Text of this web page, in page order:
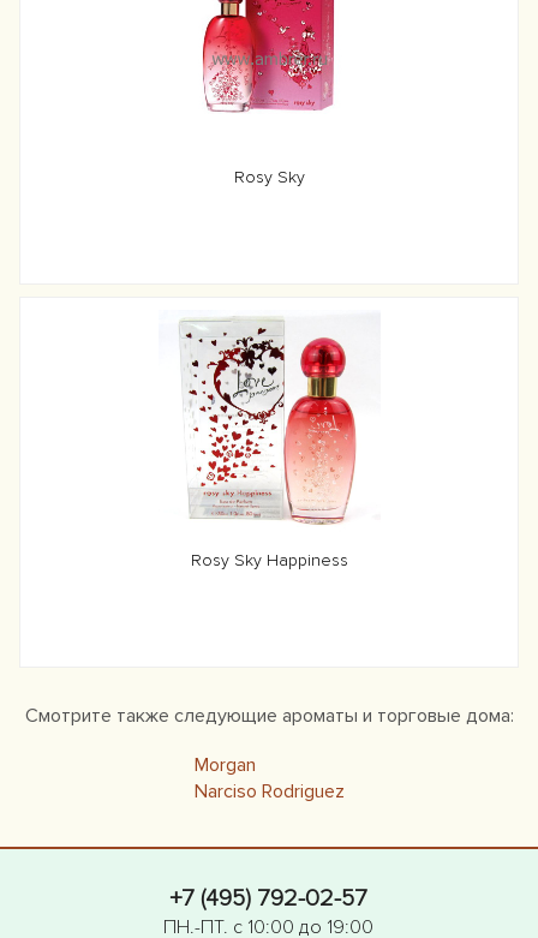
Rosy Sky
Rosy Sky Happiness
Смотрите также следующие ароматы и торговые дома:
Morgan
Narciso Rodriguez
+7 (495) 792-02-57
ПН.-ПТ. с 10:00 до 19:00